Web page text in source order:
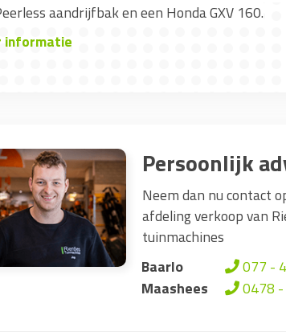
aandrijfbak en een Honda GXV 160.
informatie
Persoonlijk
Neem dan nu contact
afdeling verkoop van
tuinmachines
Baarlo
077 -
Maashees
0478 -